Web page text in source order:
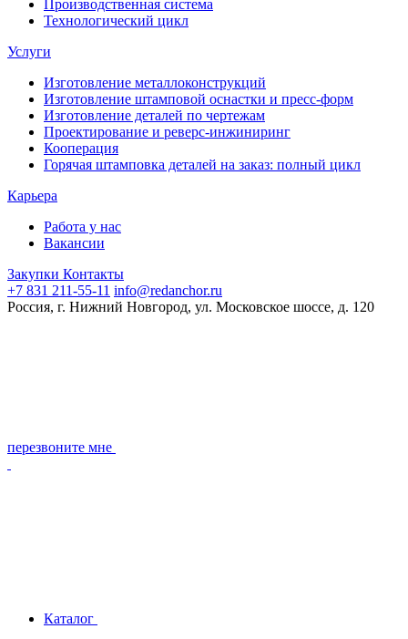
Производственная система
Технологический цикл
Услуги
Изготовление металлоконструкций
Изготовление штамповой оснастки и пресс-форм
Изготовление деталей по чертежам
Проектирование и реверс-инжиниринг
Кооперация
Горячая штамповка деталей на заказ: полный цикл
Карьера
Работа у нас
Вакансии
Закупки Контакты
+7 831 211-55-11 info@redanchor.ru
Россия, г. Нижний Новгород, ул. Московское шоссе, д. 120
перезвоните мне
Каталог